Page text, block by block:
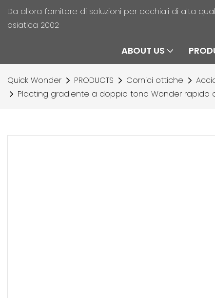
Da allora fornitore di soluzioni per occhiali di alta
asiatica 2002
ABOUT US
Quick Wonder PRODUCTS Cornici ottiche
Placting gradiente a doppio tono Wonder rapido